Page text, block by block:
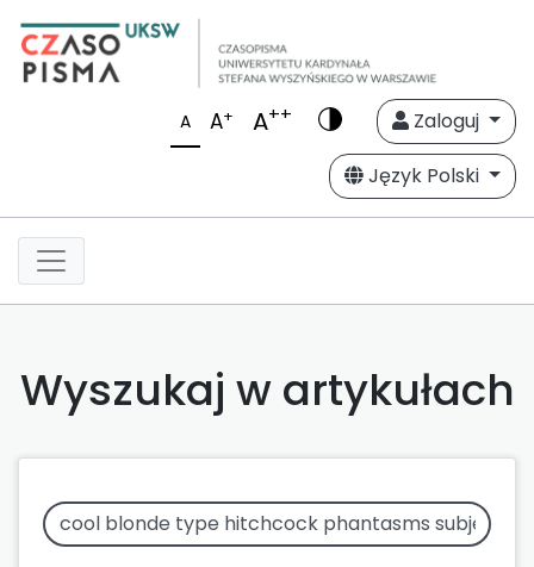
A A+ A++
Zaloguj
Język Polski
Wyszukaj w artykułach